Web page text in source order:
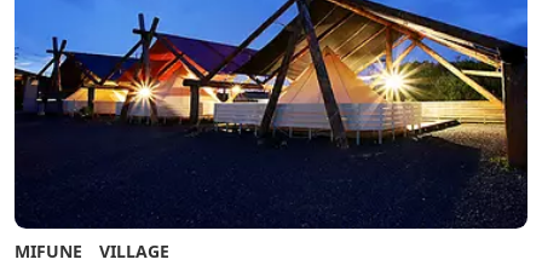
MIFUNE VILLAGE